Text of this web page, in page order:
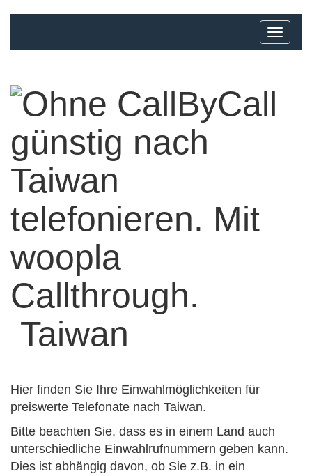
Taiwan
Hier finden Sie Ihre Einwahlmöglichkeiten für
preiswerte Telefonate nach Taiwan.
Bitte beachten Sie, dass es in einem Land auch
unterschiedliche Einwahlrufnummern geben kann.
Dies ist abhängig davon, ob Sie z.B. in ein